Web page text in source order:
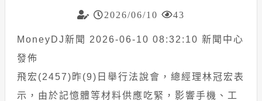
2026/06/10 43
MoneyDJ新聞 2026-06-10 08:32:10 新聞中心
發佈
飛宏(2457)昨(9)日舉行法說會，總經理林冠宏表
示，由於記憶體等材料供應吃緊，影響手機、工